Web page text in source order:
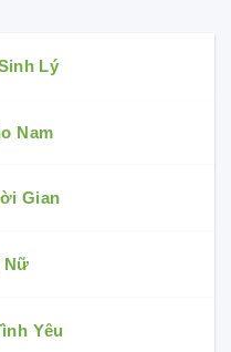
Lý
Nam
Gian
Nữ
Yêu